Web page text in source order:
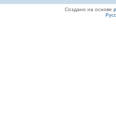
Создано на основе